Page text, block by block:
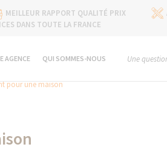
MEILLEUR RAPPORT QUALITÉ PRIX
DANS TOUTE LA FRANCE
AGENCE QUI SOMMES-NOUS Une
pour une maison